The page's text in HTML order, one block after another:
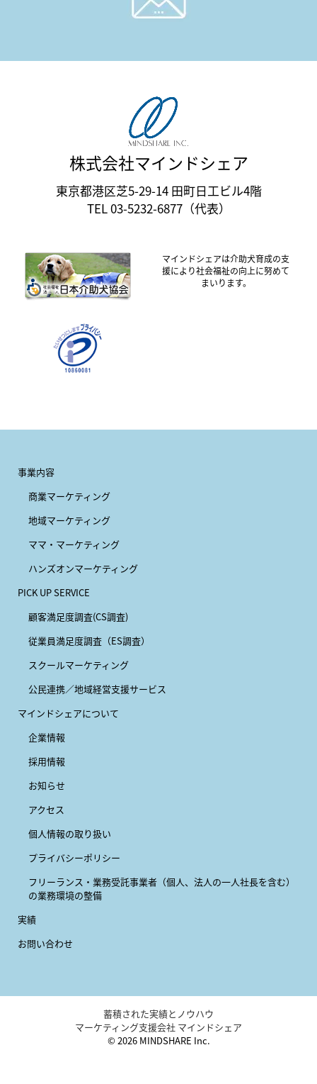
株式会社マインドシェア
東京都港区芝5-29-14 田町日工ビル4階
TEL 03-5232-6877（代表）
マインドシェアは介助犬育成の支
援により社会福祉の向上に努めて
まいります。
事業内容
商業マーケティング
地域マーケティング
ママ・マーケティング
ハンズオンマーケティング
PICK UP SERVICE
顧客満足度調査(CS調査)
従業員満足度調査（ES調査）
スクールマーケティング
公民連携／地域経営支援サービス
マインドシェアについて
企業情報
採用情報
お知らせ
アクセス
個人情報の取り扱い
プライバシーポリシー
フリーランス・業務受託事業者 （個人、法人の一人社長を含む）
の業務環境の整備
実績
お問い合わせ
蓄積された実績とノウハウ
マーケティング支援会社 マインドシェア
© 2026 MINDSHARE Inc.